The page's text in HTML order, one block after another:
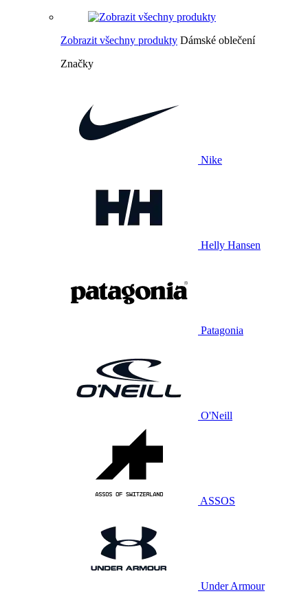
Zobrazit všechny produkty Dámské oblečení
Značky
Nike
Helly Hansen
Patagonia
O'Neill
ASSOS
Under Armour